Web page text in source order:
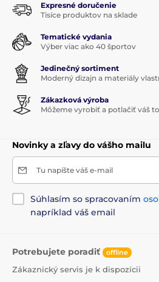
Expresné doručenie
Tisíce produktov na sklade
Tematické vydania
Výber viac ako 40 športov
Jedinečný sortiment
Moderný dizajn a materiály
Zákazková výroba
Môžeme vyrobiť a potlačiť váš
Novinky a zľavy do vášho mailu
Tu napíšte váš e-mail
Súhlasím so spracovaním
napríklad váš email
Potrebujete poradiť offline
Zákaznický servis je k dispozícii